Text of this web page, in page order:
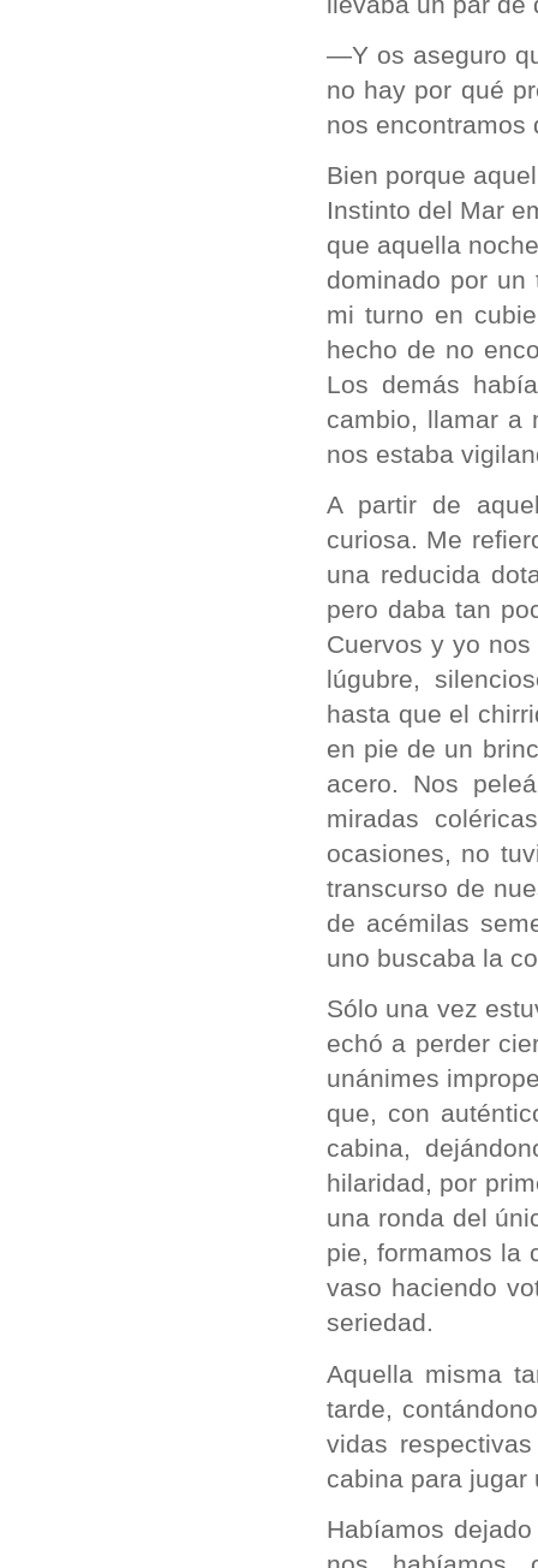
—Y os aseguro
no hay por qué
nos encontramos
Bien porque
Instinto del Mar
que aquella
dominado por
mi turno en
hecho de no
Los demás
cambio, llamar a
nos estaba
A partir de
curiosa. Me
una reducida
pero daba tan
Cuervos y yo
lúgubre,
hasta que el
en pie de un
acero. Nos
miradas
ocasiones, no
transcurso de
de acémilas
uno buscaba la
Sólo una vez
echó a perder
unánimes
que, con
cabina,
hilaridad, por
una ronda del
pie, formamos la
vaso haciendo
seriedad.
Aquella misma
tarde,
vidas
cabina para jugar
Habíamos